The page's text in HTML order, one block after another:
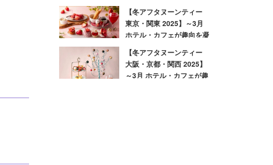
らした旬のアフタヌーンテ
ィー
【冬アフタヌーンティー
東京・関東 2025】～3月
ホテル・カフェが趣向を凝
らした旬のアフタヌーンテ
ィー
【冬アフタヌーンティー
大阪・京都・関西 2025】
～3月 ホテル・カフェが趣